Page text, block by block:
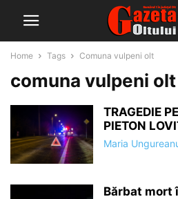
Home Tags Comuna vulpeni olt
comuna vulpeni olt
TRAGEDIE
PIETON
Maria
Bărbat mort